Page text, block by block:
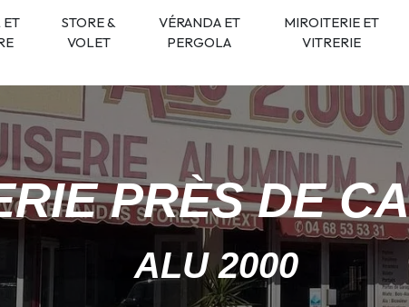
ET
STORE &
VOLET
VÉRANDA ET
PERGOLA
MIROITERIE ET
VITRERIE
PRÈS DE
ALU 2000